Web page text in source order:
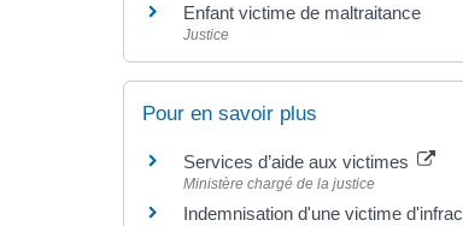
Enfant victime de maltraitance
Justice
Pour en savoir plus
Services d’aide aux victimes
Ministère chargé de la justice
Indemnisation d'une victime